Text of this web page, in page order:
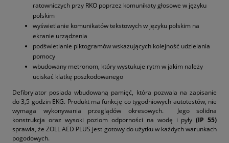
ratowniczych przy RKO poprzez komunikaty głosowe w języku
polskim
wyświetlanie komunikatów tekstowych w języku polskim na
ekranie urządzenia
podświetlanie piktogramów wskazujących kolejność udzielania
pomocy
wbudowany metronom, który wystukuje rytm w jakim należy
uciskać klatkę poszkodowanego
Defibrylator posiada wbudowaną pamięć, która pozwala na zapisanie
do 3,5 godzin EKG. Produkt ma funkcję co tygodniowych autotestów, nie
wymaga wykonywania przeglądów okresowych. Jego solidna
konstrukcja oraz wysoki poziom odporności na wodę i pyły(IP 55)
sprawia, że ZOLL AED PLUS jest gotowy do użytku w każdych warunkach
pogodowych.